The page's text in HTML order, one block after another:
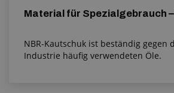
Material für Spezialgebrauch –
NBR-Kautschuk ist beständig gegen
Industrie häufig verwendeten Öle.